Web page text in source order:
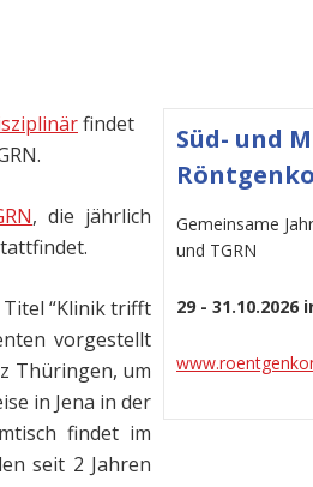
findet
, die jährlich
Titel “Klinik trifft
vorgestellt
Thüringen, um
in Jena in der
findet im
seit 2 Jahren
Süd- und
Gemeinsame
und TGRN
29 - 31.10.2026